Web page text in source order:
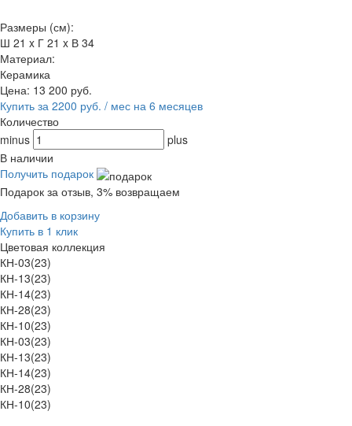
Размеры (см):
Ш 21 x Г 21 x В 34
Материал:
Керамика
Цена: 13 200 руб.
Купить за 2200 руб. / мес на 6 месяцев
Количество
minus
plus
В наличии
Получить подарок
Подарок за отзыв, 3% возвращаем
Добавить в корзину
Купить в 1 клик
Цветовая коллекция
КН-03(23)
КН-13(23)
КН-14(23)
КН-28(23)
КН-10(23)
КН-03(23)
КН-13(23)
КН-14(23)
КН-28(23)
КН-10(23)